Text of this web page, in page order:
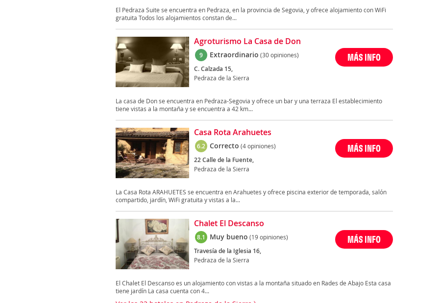
El Pedraza Suite se encuentra en Pedraza, en la provincia de Segovia, y ofrece alojamiento con WiFi
gratuita Todos los alojamientos constan de...
Agroturismo La Casa de Don
9 Extraordinario (30 opiniones)
C. Calzada 15,
Pedraza de la Sierra
MÁS INFO
La casa de Don se encuentra en Pedraza-Segovia y ofrece un bar y una terraza El establecimiento
tiene vistas a la montaña y se encuentra a 42 km...
Casa Rota Arahuetes
6.2 Correcto (4 opiniones)
22 Calle de la Fuente,
Pedraza de la Sierra
MÁS INFO
La Casa Rota ARAHUETES se encuentra en Arahuetes y ofrece piscina exterior de temporada, salón
compartido, jardín, WiFi gratuita y vistas a la...
Chalet El Descanso
8.1 Muy bueno (19 opiniones)
Travesía de la Iglesia 16,
Pedraza de la Sierra
MÁS INFO
El Chalet El Descanso es un alojamiento con vistas a la montaña situado en Rades de Abajo Esta casa
tiene jardín La casa cuenta con 4...